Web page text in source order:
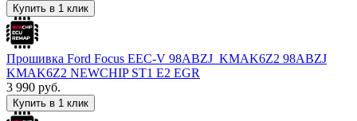
Купить в 1 клик
Прошивка Ford Focus EEC-V 98ABZJ_KMAK6Z2 98ABZJ
KMAK6Z2 NEWCHIP ST1 E2 EGR
3 990 руб.
Купить в 1 клик